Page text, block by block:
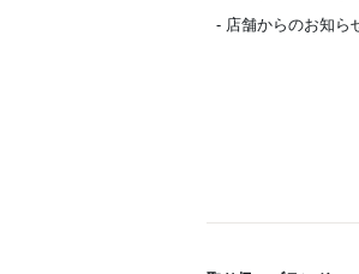
- 店舗からのお知ら